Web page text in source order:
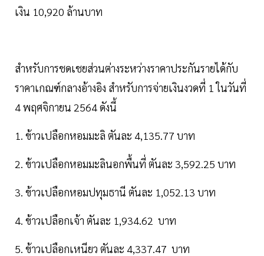
เงิน 10,920 ล้านบาท
สำหรับการชดเชยส่วนต่างระหว่างราคาประกันรายได้กับ
ราคาเกณฑ์กลางอ้างอิง สำหรับการจ่ายเงินงวดที่ 1 ในวันที่
4 พฤศจิกายน 2564 ดังนี้
1. ข้าวเปลือกหอมมะลิ ตันละ 4,135.77 บาท
2. ข้าวเปลือกหอมมะลินอกพื้นที่ ตันละ 3,592.25 บาท
3. ข้าวเปลือกหอมปทุมธานี ตันละ 1,052.13 บาท
4. ข้าวเปลือกเจ้า ตันละ 1,934.62 บาท
5. ข้าวเปลือกเหนียว ตันละ 4,337.47 บาท